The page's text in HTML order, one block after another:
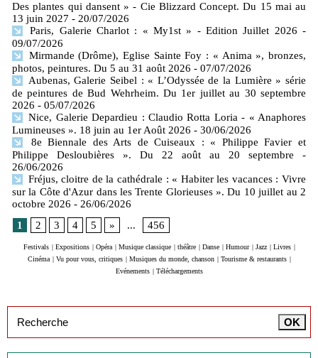
Des plantes qui dansent » - Cie Blizzard Concept. Du 15 mai au
13 juin 2027 - 20/07/2026
Paris, Galerie Charlot : « My1st » - Edition Juillet 2026 -
09/07/2026
Mirmande (Drôme), Eglise Sainte Foy : « Anima », bronzes,
photos, peintures. Du 5 au 31 août 2026 - 07/07/2026
Aubenas, Galerie Seibel : « L’Odyssée de la Lumière » série
de peintures de Bud Wehrheim. Du 1er juillet au 30 septembre
2026 - 05/07/2026
Nice, Galerie Depardieu : Claudio Rotta Loria - « Anaphores
Lumineuses ». 18 juin au 1er Août 2026 - 30/06/2026
8e Biennale des Arts de Cuiseaux : « Philippe Favier et
Philippe Desloubières ». Du 22 août au 20 septembre
-
26/06/2026
Fréjus, cloitre de la cathédrale : « Habiter les vacances : Vivre
sur la Côte d'Azur dans les Trente Glorieuses ». Du 10 juillet au 2
octobre 2026 - 26/06/2026
1
2 3 4 5 » ... 456
Festivals Expositions Opéra Musique classique théâtre Danse Humour Jazz Livres
Cinéma
Vu pour vous, critiques Musiques du monde, chanson Tourisme & restaurants
Evénements
Téléchargements